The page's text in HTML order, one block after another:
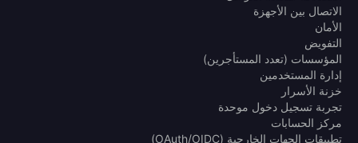
الاتصال بين الأجهزة
الأمان
التفويض
المؤسسات (تعدد المستأجرين)
إدارة المستخدمين
خزنة الأسرار
تجربة تسجيل دخول موحدة
مركز الحسابات
تطبيقات الجهات الخارجية (OAuth/OIDC)